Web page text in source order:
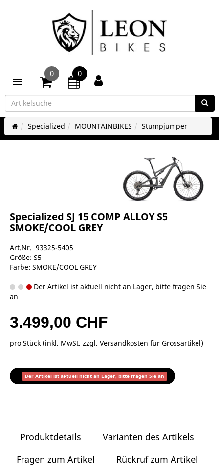
Toggle navigation
0 0
Specialized MOUNTAINBIKES Stumpjumper
Specialized SJ 15 COMP ALLOY S5
SMOKE/COOL GREY
Art.Nr. 93325-5405
Größe: S5
Farbe: SMOKE/COOL GREY
Der Artikel ist aktuell nicht an Lager, bitte fragen Sie
an
3.499,00 CHF
pro Stück (inkl. MwSt. zzgl. Versandkosten für Grossartikel)
Der Artikel ist aktuell nicht an Lager, bitte fragen Sie an
Produktdetails
Varianten des Artikels
Fragen zum Artikel
Rückruf zum Artikel